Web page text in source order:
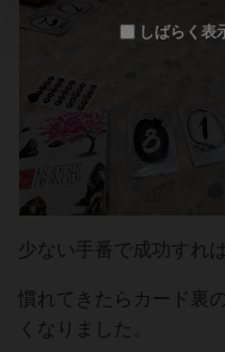
少ない手番で成功すれ
慣れてきたらカード裏
くなりました。
しばらく表